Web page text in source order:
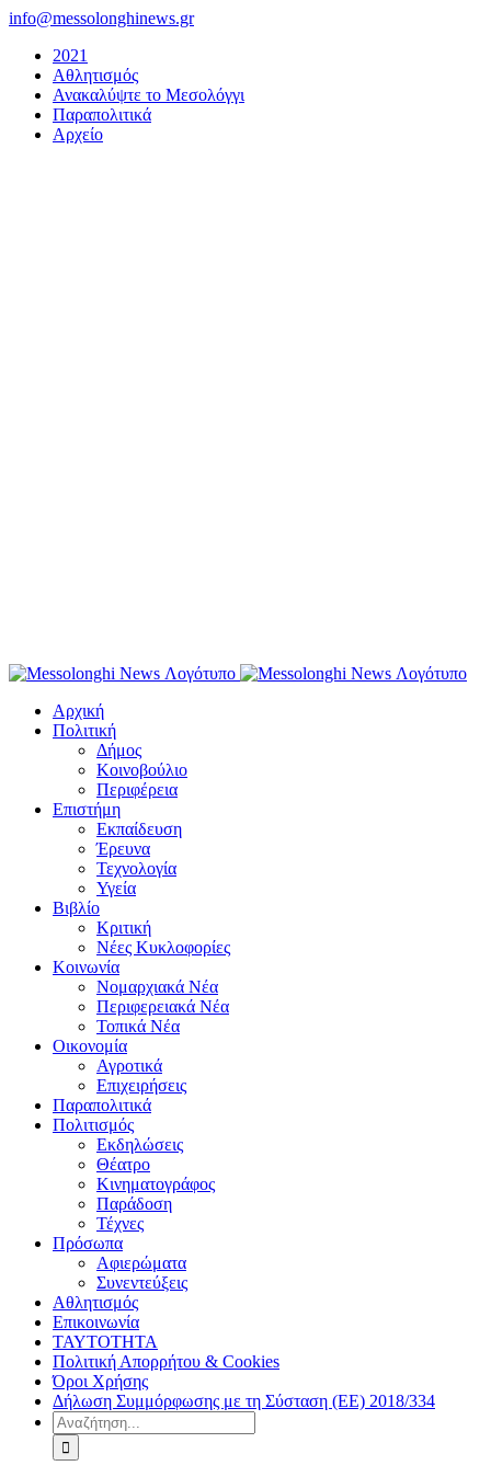
Μετάβαση
περιεχόμενο
info@messolonghinews.gr
2021
Αθλητισμός
Ανακαλύψτε το Μεσολόγγι
Παραπολιτικά
Αρχείο
Αρχική
Πολιτική
Δήμος
Κοινοβούλιο
Περιφέρεια
Επιστήμη
Εκπαίδευση
Έρευνα
Τεχνολογία
Υγεία
Βιβλίο
Κριτική
Νέες Κυκλοφορίες
Κοινωνία
Νομαρχιακά Νέα
Περιφερειακά Νέα
Τοπικά Νέα
Οικονομία
Αγροτικά
Επιχειρήσεις
Παραπολιτικά
Πολιτισμός
Εκδηλώσεις
Θέατρο
Κινηματογράφος
Παράδοση
Τέχνες
Πρόσωπα
Αφιερώματα
Συνεντεύξεις
Αθλητισμός
Επικοινωνία
ΤΑΥΤΟΤΗΤΑ
Πολιτική Απορρήτου & Cookies
Όροι Χρήσης
Δήλωση Συμμόρφωσης με τη Σύσταση (ΕΕ) 2018/334
Αναζήτηση
για: